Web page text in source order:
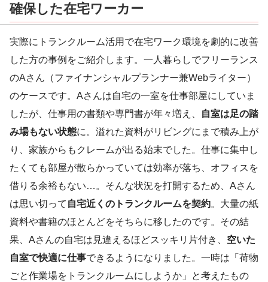
確保した在宅ワーカー
実際にトランクルーム活用で在宅ワーク環境を劇的に改善
した方の事例をご紹介します。一人暮らしでフリーランス
のAさん（ファイナンシャルプランナー兼Webライター）
のケースです。Aさんは自宅の一室を仕事部屋にしていま
したが、仕事用の書類や専門書が年々増え、
自室は足の踏
み場もない状態に。溢れた資料がリビングにまで積み上が
り、家族からもクレームが出る始末でした。仕事に集中し
たくても部屋が散らかっていては効率が落ち、オフィスを
借りる余裕もない…。そんな状況を打開するため、Aさん
は思い切って 自宅近くのトランクルームを契約。大量の紙
資料や書籍のほとんどをそちらに移したのです。その結
果、Aさんの自宅は見違えるほどスッキリ片付き、 空いた
自室で快適に仕事できるようになりました。一時は「荷物
ごと作業場をトランクルームにしようか」と考えたもの